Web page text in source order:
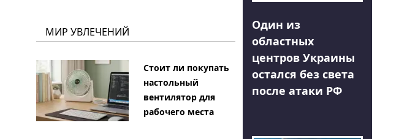
МИР УВЛЕЧЕНИЙ
Стоит ли покупать
настольный
вентилятор для
рабочего места
Один из
областных
центров Украины
остался без света
после атаки РФ